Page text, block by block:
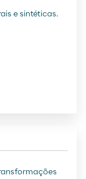
e sintéticas.